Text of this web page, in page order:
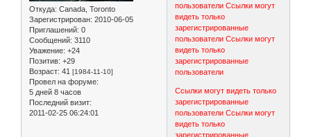
Откуда: Canada, Toronto
Зарегистрирован: 2010-06-05
Приглашений: 0
Сообщений: 3110
Уважение: +24
Позитив: +29
Возраст: 41 [1984-11-10]
Провел на форуме:
5 дней 8 часов
Последний визит:
2011-02-25 06:24:01
пользователи Ссылки могут
видеть только
зарегистрированные
пользователи Ссылки могут
видеть только
зарегистрированные
пользователи
Ссылки могут видеть только
зарегистрированные
пользователи Ссылки могут
видеть только
зарегистрированные